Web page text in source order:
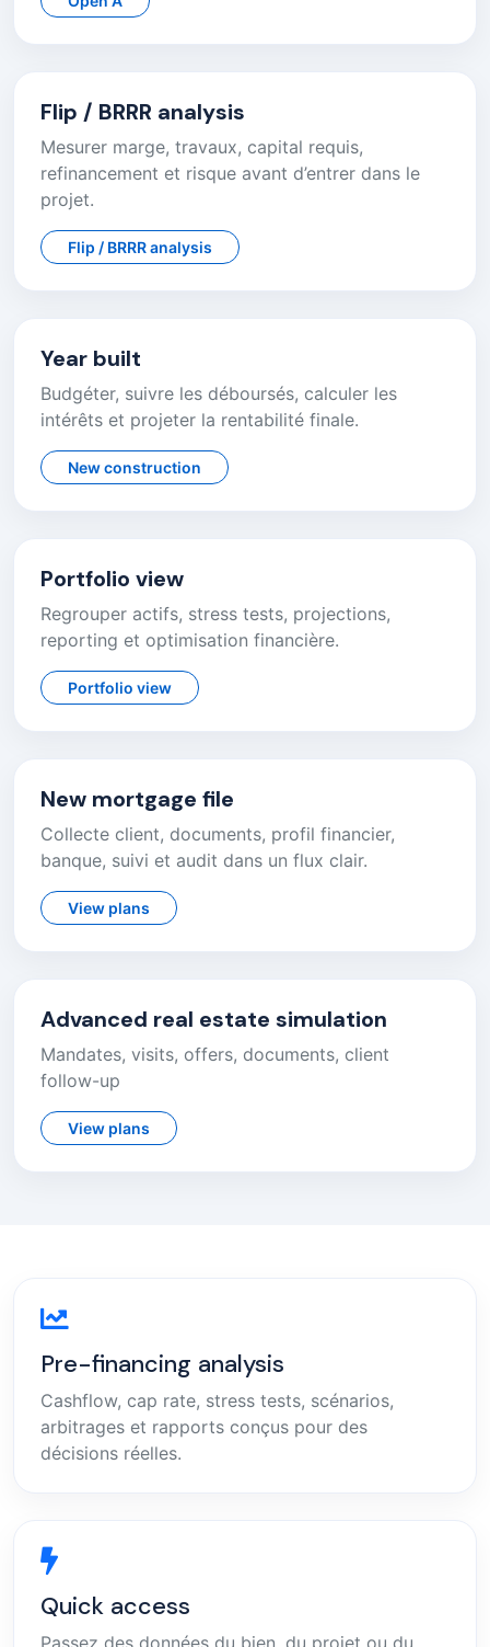
Flip / BRRR analysis
Mesurer marge, travaux, capital requis,
refinancement et risque avant d’entrer dans le
projet.
Flip / BRRR analysis
Year built
Budgéter, suivre les déboursés, calculer les
intérêts et projeter la rentabilité finale.
New construction
Portfolio view
Regrouper actifs, stress tests, projections,
reporting et optimisation financière.
Portfolio view
New mortgage file
Collecte client, documents, profil financier,
banque, suivi et audit dans un flux clair.
View plans
Advanced real estate simulation
Mandates, visits, offers, documents, client
follow-up
View plans
Pre-financing analysis
Cashflow, cap rate, stress tests, scénarios,
arbitrages et rapports conçus pour des
décisions réelles.
Quick access
Passez des données du bien, du projet ou du